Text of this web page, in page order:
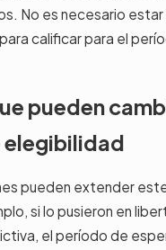
No es necesario
calificar para el
pueden
elegibilidad
pueden extender
si lo pusieron en
el período de